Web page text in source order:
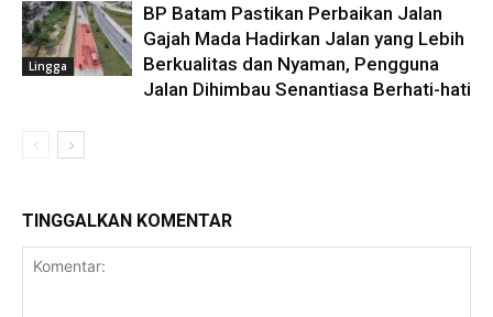
Lingga
BP Batam Pastikan Perbaikan Jalan
Gajah Mada Hadirkan Jalan yang Lebih
Berkualitas dan Nyaman, Pengguna
Jalan Dihimbau Senantiasa Berhati-hati
TINGGALKAN KOMENTAR